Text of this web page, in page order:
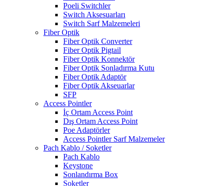
Poeli Switchler
Switch Aksesuarları
Switch Sarf Malzemeleri
Fiber Optik
Fiber Optik Converter
Fiber Optik Pigtail
Fiber Optik Konnektör
Fiber Optik Sonladırma Kutu
Fiber Optik Adaptör
Fiber Optik Akseuarlar
SFP
Access Pointler
İç Ortam Access Point
Dış Ortam Access Point
Poe Adaptörler
Access Pointler Sarf Malzemeler
Pach Kablo / Soketler
Pach Kablo
Keystone
Sonlandırma Box
Soketler